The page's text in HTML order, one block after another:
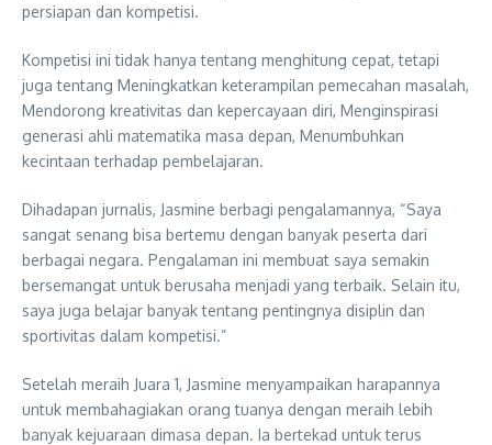
persiapan dan kompetisi.
Kompetisi ini tidak hanya tentang menghitung cepat, tetapi
juga tentang Meningkatkan keterampilan pemecahan masalah,
Mendorong kreativitas dan kepercayaan diri, Menginspirasi
generasi ahli matematika masa depan, Menumbuhkan
kecintaan terhadap pembelajaran.
Dihadapan jurnalis, Jasmine berbagi pengalamannya, “Saya
sangat senang bisa bertemu dengan banyak peserta dari
berbagai negara. Pengalaman ini membuat saya semakin
bersemangat untuk berusaha menjadi yang terbaik. Selain itu,
saya juga belajar banyak tentang pentingnya disiplin dan
sportivitas dalam kompetisi.”
Setelah meraih Juara 1, Jasmine menyampaikan harapannya
untuk membahagiakan orang tuanya dengan meraih lebih
banyak kejuaraan dimasa depan. Ia bertekad untuk terus